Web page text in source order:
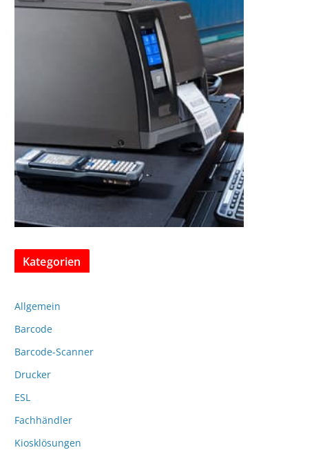
Kategorien
Allgemein
Barcode
Barcode-Scanner
Drucker
ESL
Fachhändler
Kiosklösungen